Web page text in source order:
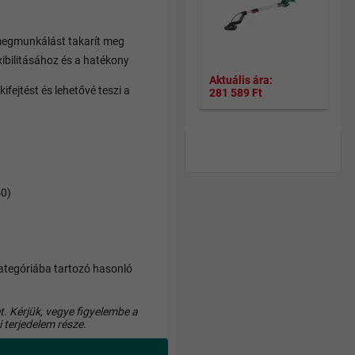
takarít meg
és a hatékony
és lehetővé teszi a
tartozó hasonló
Kérjük, vegye figyelembe a
része.
Aktuális ára:
281 589 Ft